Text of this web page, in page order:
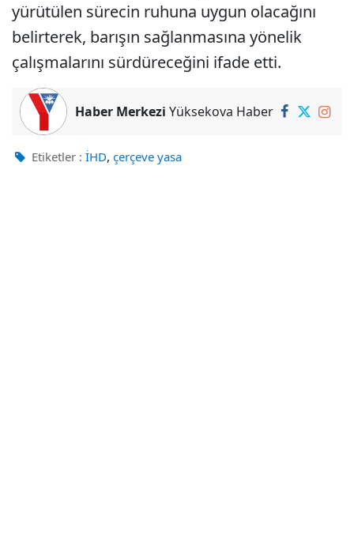
yürütülen sürecin ruhuna uygun olacağını
belirterek, barışın sağlanmasına yönelik
çalışmalarını sürdüreceğini ifade etti.
Haber Merkezi Yüksekova Haber
Etiketler : İHD, çerçeve yasa